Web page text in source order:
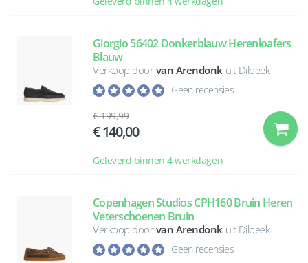
Giorgio 56402 Donkerblauw Herenloafers
Blauw
Verkoop doorvan Arendonk uit Dilbeek
Geen recensies
199,99
140,00
Geleverd binnen 4 werkdagen
Copenhagen Studios CPH160 Bruin Heren
Veterschoenen Bruin
Verkoop doorvan Arendonk uit Dilbeek
Geen recensies